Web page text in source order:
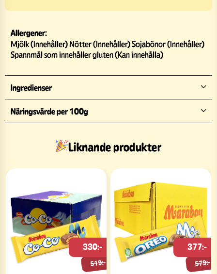
Allergener:
Mjölk (Innehåller) Nötter (Innehåller) Sojabönor (Innehåller)
Spannmål som innehåller gluten (Kan innehålla)
Ingredienser
Näringsvärde per 100g
Liknande produkter
519:-
330:-
579:-
377:-